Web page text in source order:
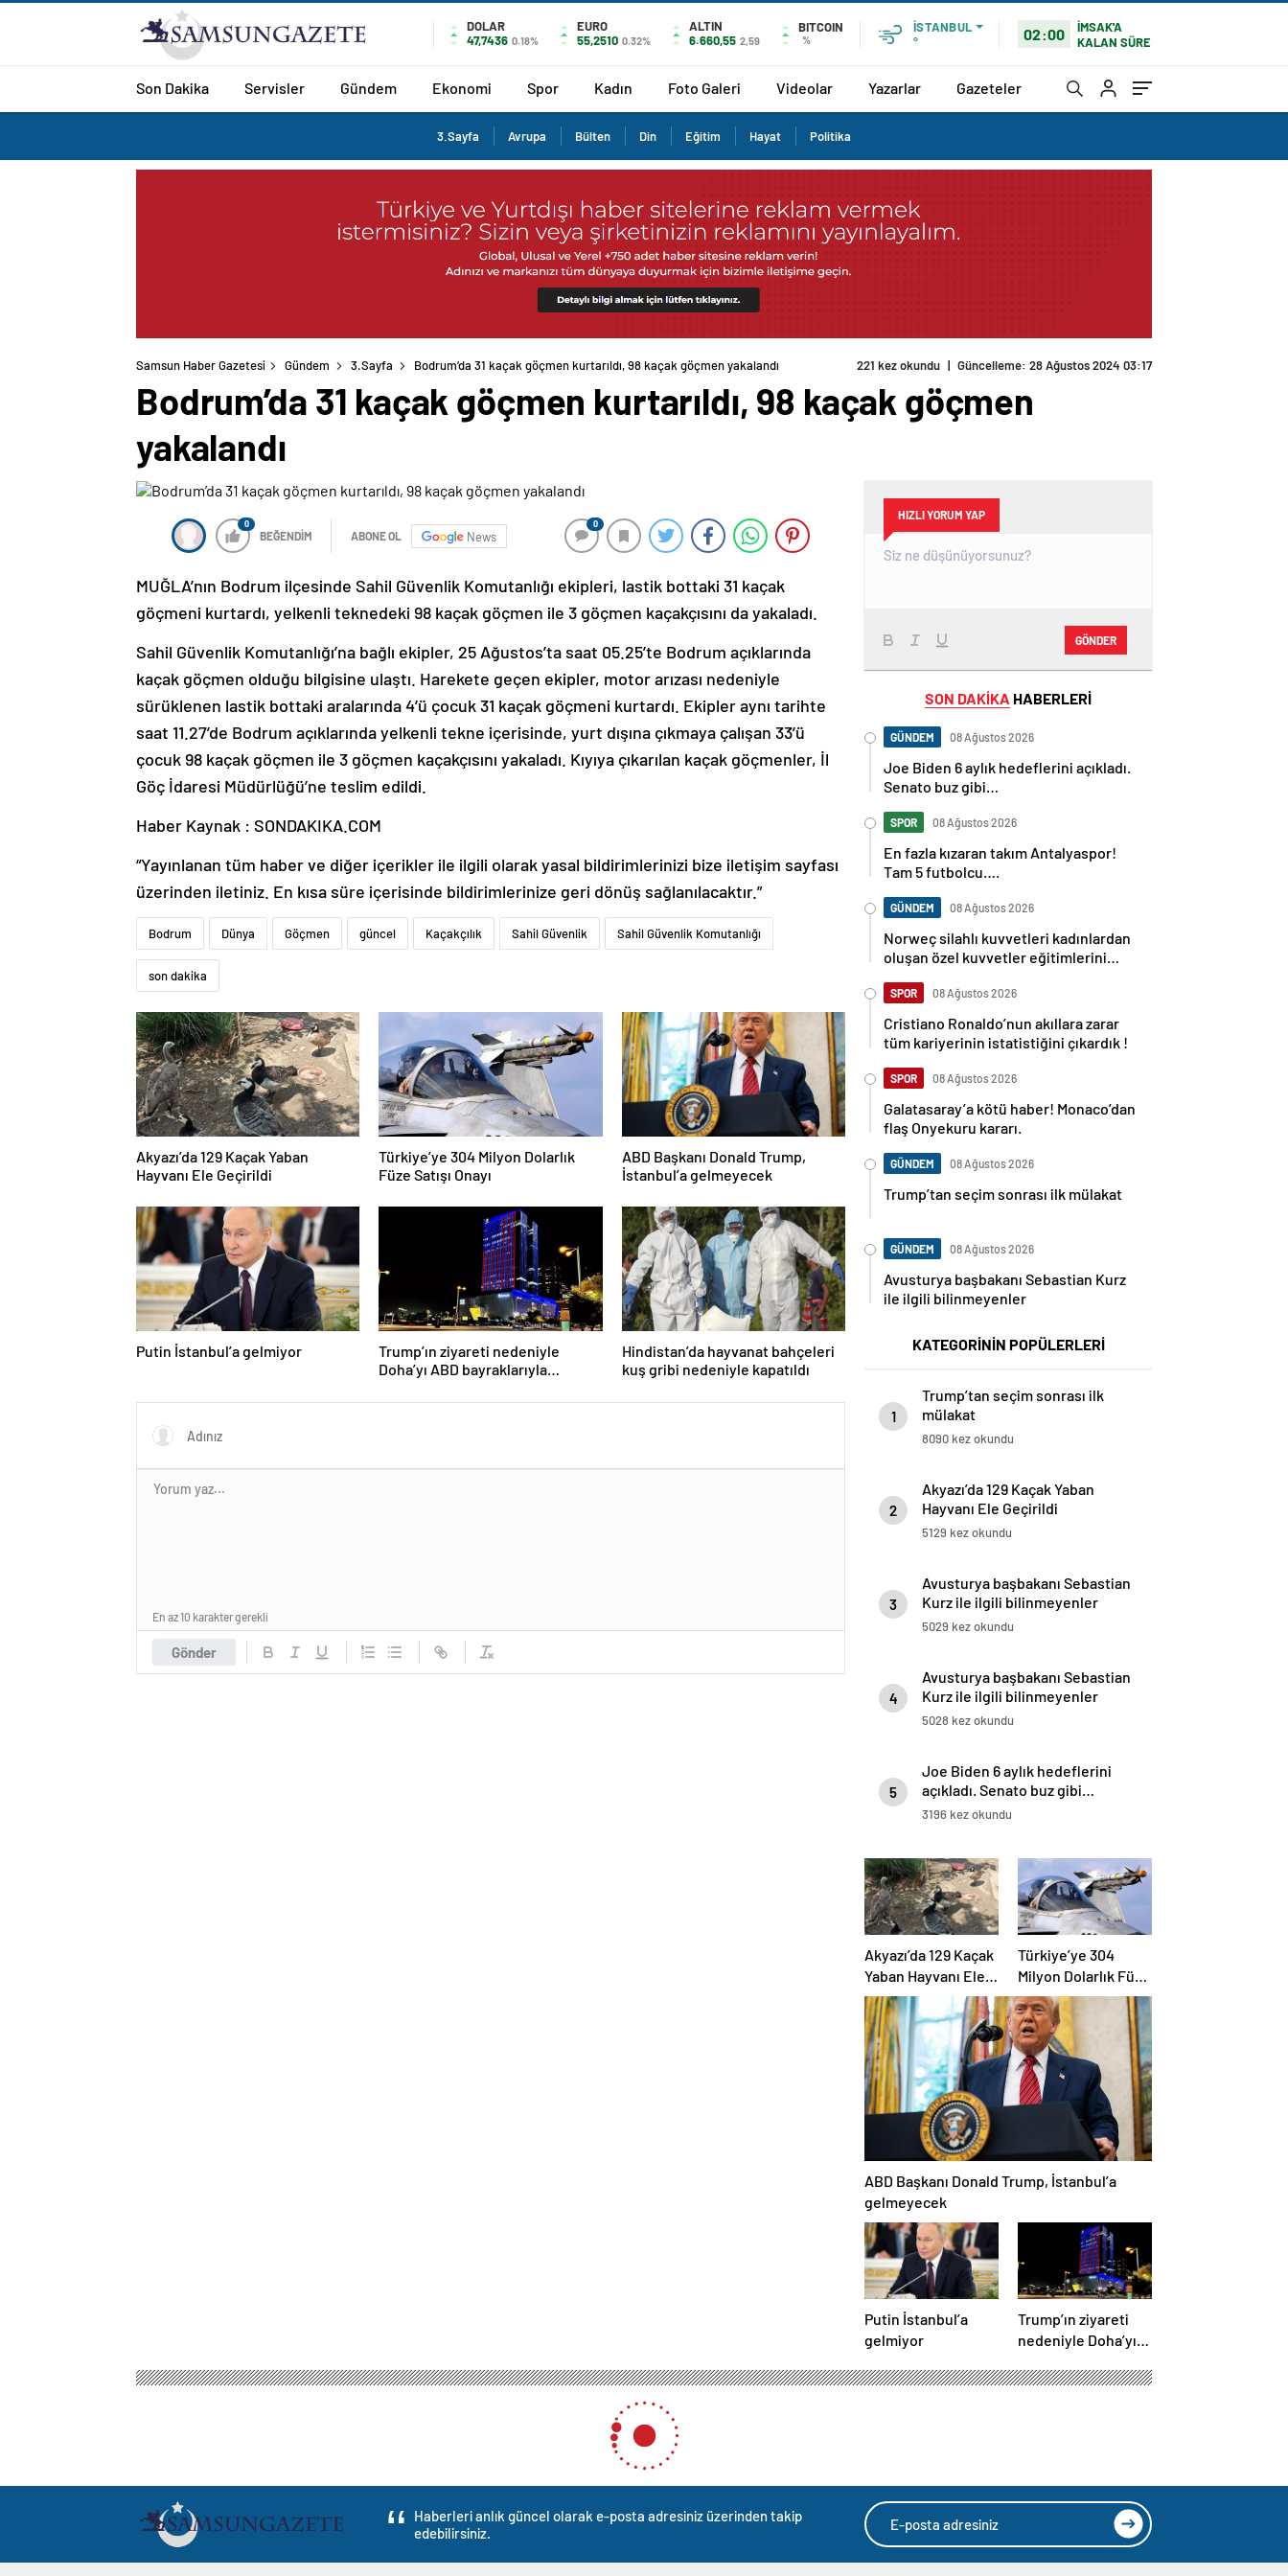
DOLAR
47,7436 0.18%
EURO
55,2510 0.32%
ALTIN
6.660,55 2,59
BITCOIN
%
İSTANBUL
°
02:00
İMSAK'A
KALAN SÜRE
Son Dakika Servisler Gündem Ekonomi Spor Kadın Foto Galeri Videolar Yazarlar Gazeteler
3.Sayfa Avrupa Bülten Din Eğitim Hayat Politika
Samsun Haber Gazetesi Gündem 3.Sayfa Bodrum’da 31 kaçak göçmen kurtarıldı, 98 kaçak göçmen yakalandı 221 kez okundu | Güncelleme: 28 Ağustos 2024 03:17
Bodrum’da 31 kaçak göçmen kurtarıldı, 98 kaçak göçmen
yakalandı
0
BEĞENDİM ABONE OL News
0
MUĞLA’nın Bodrum ilçesinde Sahil Güvenlik Komutanlığı ekipleri, lastik bottaki 31 kaçak
göçmeni kurtardı, yelkenli teknedeki 98 kaçak göçmen ile 3 göçmen kaçakçısını da yakaladı.
Sahil Güvenlik Komutanlığı’na bağlı ekipler, 25 Ağustos’ta saat 05.25’te Bodrum açıklarında
kaçak göçmen olduğu bilgisine ulaştı. Harekete geçen ekipler, motor arızası nedeniyle
sürüklenen lastik bottaki aralarında 4’ü çocuk 31 kaçak göçmeni kurtardı. Ekipler aynı tarihte
saat 11.27’de Bodrum açıklarında yelkenli tekne içerisinde, yurt dışına çıkmaya çalışan 33’ü
çocuk 98 kaçak göçmen ile 3 göçmen kaçakçısını yakaladı. Kıyıya çıkarılan kaçak göçmenler, İl
Göç İdaresi Müdürlüğü’ne teslim edildi.
Haber Kaynak : SONDAKIKA.COM
“Yayınlanan tüm haber ve diğer içerikler ile ilgili olarak yasal bildirimlerinizi bize iletişim sayfası
üzerinden iletiniz. En kısa süre içerisinde bildirimlerinize geri dönüş sağlanılacaktır.”
Bodrum Dünya Göçmen güncel Kaçakçılık Sahil Güvenlik Sahil Güvenlik Komutanlığı
son dakika
Akyazı’da 129 Kaçak Yaban
Hayvanı Ele Geçirildi
Türkiye’ye 304 Milyon Dolarlık
Füze Satışı Onayı
ABD Başkanı Donald Trump,
İstanbul’a gelmeyecek
Putin İstanbul’a gelmiyor
Trump’ın ziyareti nedeniyle
Doha’yı ABD bayraklarıyla
Hindistan’da hayvanat bahçeleri
kuş gribi nedeniyle kapatıldı
Gönder
En az 10 karakter gerekli
HIZLI YORUM YAP
GÖNDER
SON DAKİKA HABERLERİ
GÜNDEM 08 Ağustos 2026
Joe Biden 6 aylık hedeflerini açıkladı.
Senato buz gibi…
SPOR 08 Ağustos 2026
En fazla kızaran takım Antalyaspor!
Tam 5 futbolcu….
GÜNDEM 08 Ağustos 2026
Norweç silahlı kuvvetleri kadınlardan
oluşan özel kuvvetler eğitimlerini
SPOR 08 Ağustos 2026
Cristiano Ronaldo’nun akıllara zarar
tüm kariyerinin istatistiğini çıkardık !
SPOR 08 Ağustos 2026
Galatasaray’a kötü haber! Monaco’dan
flaş Onyekuru kararı.
GÜNDEM 08 Ağustos 2026
Trump’tan seçim sonrası ilk mülakat
GÜNDEM 08 Ağustos 2026
Avusturya başbakanı Sebastian Kurz
ile ilgili bilinmeyenler
KATEGORİNİN POPÜLERLERİ
1
Trump’tan seçim sonrası ilk
mülakat
8090 kez okundu
2
Akyazı’da 129 Kaçak Yaban
Hayvanı Ele Geçirildi
5129 kez okundu
3
Avusturya başbakanı Sebastian
Kurz ile ilgili bilinmeyenler
5029 kez okundu
4
Avusturya başbakanı Sebastian
Kurz ile ilgili bilinmeyenler
5028 kez okundu
5
Joe Biden 6 aylık hedeflerini
açıkladı. Senato buz gibi…
3196 kez okundu
Akyazı’da 129 Kaçak
Yaban Hayvanı Ele
Geçirildi
Türkiye’ye 304
Milyon Dolarlık Füze
Satışı Onayı
ABD Başkanı Donald Trump, İstanbul’a
gelmeyecek
Putin İstanbul’a
gelmiyor
Trump’ın ziyareti
nedeniyle Doha’yı
donattılar
Haberleri anlık güncel olarak e-posta adresiniz üzerinden takip
edebilirsiniz.